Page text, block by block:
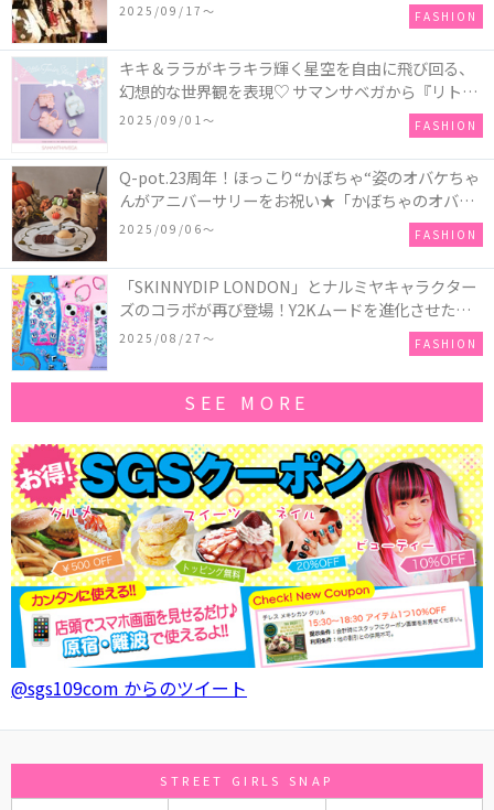
2025/09/17〜 FASHION
キキ＆ララがキラキラ輝く星空を自由に飛び回る、
幻想的な世界観を表現♡ サマンサベガから『リトル
ツインスターズ』50周年アニバーサリーイヤー』を
2025/09/01〜 FASHION
Q-pot.23周年！ほっこり“かぼちゃ“姿のオバケちゃ
んがアニバーサリーをお祝い★「かぼちゃのオバケ
ーキアクセサリー」が新発売！Q-pot CAFE.では
「かぼちゃのオバケーキプレート」も登場
2025/09/06〜 FASHION
「SKINNYDIP LONDON」とナルミヤキャラクター
ズのコラボが再び登場！Y2Kムードを進化させた新
作コレクションを発売♪
2025/08/27〜 FASHION
SEE MORE
@sgs109com からのツイート
STREET GIRLS SNAP